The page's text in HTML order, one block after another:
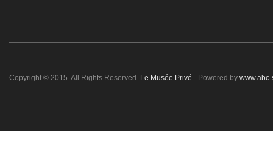
Copyright © 2015. All Rights Reserved. Le Musée Privé - Powered by